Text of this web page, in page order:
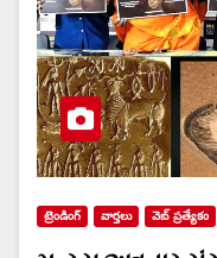
ట్రెండింగ్ వార్త‌లు వెబ్ ప్రత్యేకం